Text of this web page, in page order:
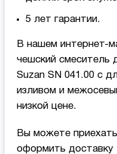
5 лет гарантии.
В нашем интернет-
чешский смеситель
Suzan SN 041.00 с
изливом и
низкой цене.
Вы можете
оформить доставку